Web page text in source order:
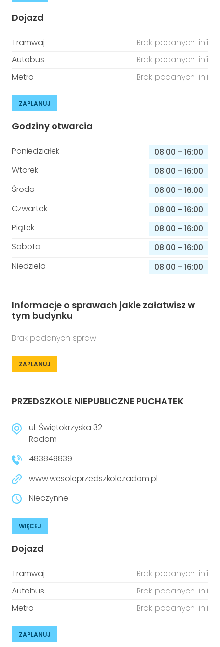
Dojazd
Tramwaj
Brak podanych linii
Autobus
Brak podanych linii
Metro
Brak podanych linii
ZAPLANUJ
Godziny otwarcia
Poniedziałek 08:00 - 16:00
Wtorek
08:00 - 16:00
Środa
08:00 - 16:00
Czwartek
08:00 - 16:00
Piątek
08:00 - 16:00
Sobota
08:00 - 16:00
Niedziela
08:00 - 16:00
Informacje o sprawach jakie załatwisz w
tym budynku
Brak podanych spraw
ZAPLANUJ
PRZEDSZKOLE NIEPUBLICZNE PUCHATEK
ul. Świętokrzyska 32
Radom
483848839
www.wesoleprzedszkole.radom.pl
Nieczynne
WIĘCEJ
Dojazd
Tramwaj
Brak podanych linii
Autobus
Brak podanych linii
Metro
Brak podanych linii
ZAPLANUJ